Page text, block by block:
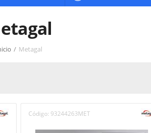
/ Metagal
Código: 93244263MET